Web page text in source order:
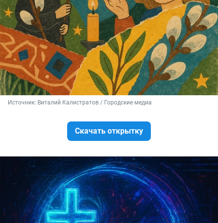
Источник: Виталий Калистратов / Городские медиа
Скачать открытку